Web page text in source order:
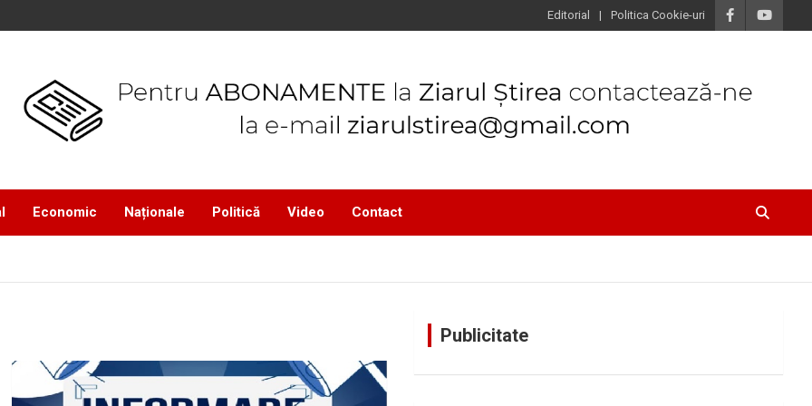
Editorial Politica Cookie-uri
Economic Naționale Politică Video Contact
Publicitate